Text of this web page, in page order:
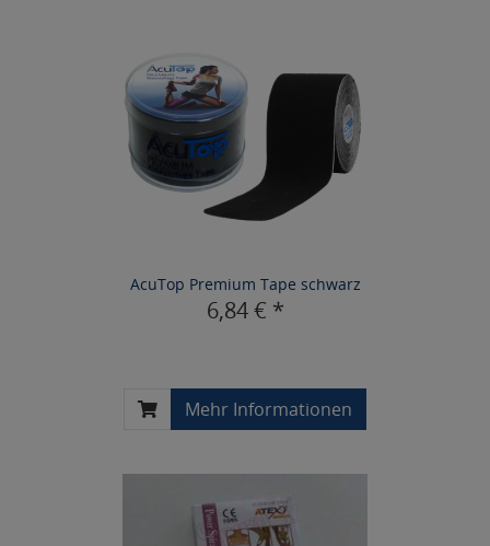
AcuTop Premium Tape schwarz
6,84 € *
Mehr Informationen